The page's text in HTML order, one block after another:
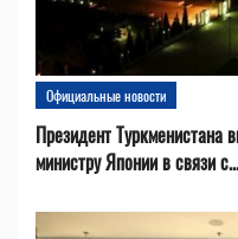
Официальные новости
Президент Туркменистана
министру Японии в связи с...